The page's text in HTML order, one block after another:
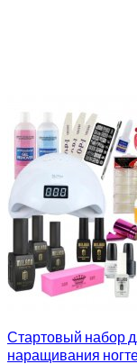
Стартовый набор
наращивания